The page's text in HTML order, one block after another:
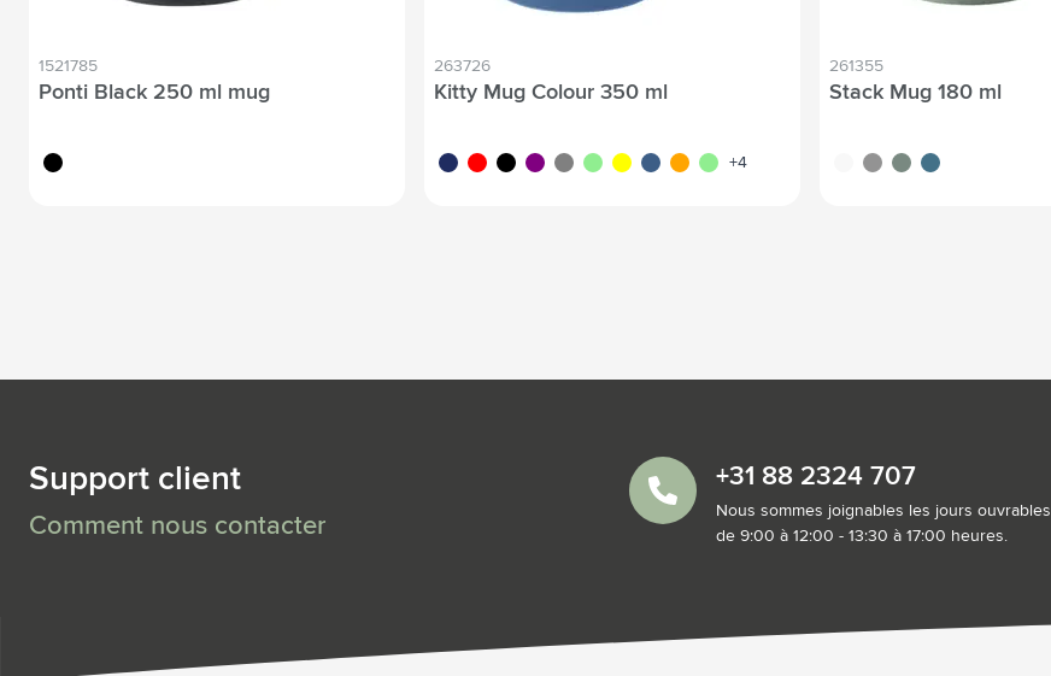
1521785
Ponti Black 250 ml mug
noir
263726
Kitty Mug Colour 350 ml
marine foncé
rouge rouge
noir pourpre
gris vert jaunebleu/bleu
orangevert clair
+4
261355
Stack Mug 180 ml
blancgris vert bleu
Support client
Comment nous contacter
+31 88 2324 707
Nous sommes joignables les jours ouvrables
de 9:00 à 12:00 - 13:30 à 17:00 heures.